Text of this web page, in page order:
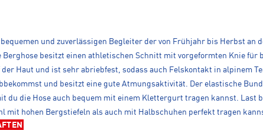
und zuverlässigen Begleiter der von Frühjahr bis Herbst
Berghose besitzt einen athletischen Schnitt mit vorgeformten Knie
Haut und ist sehr abriebfest, sodass auch Felskontakt in alpinem
und besitzt eine gute Atmungsaktivität. Der elastische
du die Hose auch bequem mit einem Klettergurt tragen kannst.
mit hohen Bergstiefeln als auch mit Halbschuhen perfekt tragen